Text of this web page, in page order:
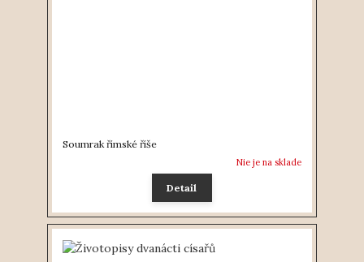
Soumrak římské říše
Nie je na sklade
Detail